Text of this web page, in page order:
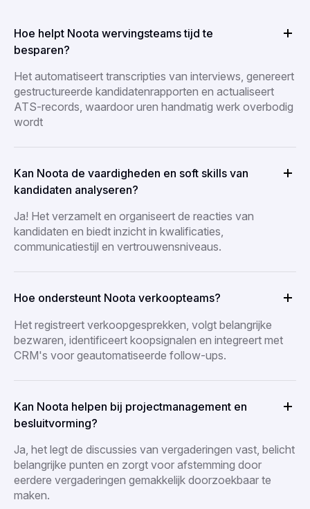
Hoe helpt Noota wervingsteams tijd te
besparen?
Het automatiseert transcripties van interviews, genereert
gestructureerde kandidatenrapporten en actualiseert
ATS-records, waardoor uren handmatig werk overbodig
wordt
Kan Noota de vaardigheden en soft skills van
kandidaten analyseren?
Ja! Het verzamelt en organiseert de reacties van
kandidaten en biedt inzicht in kwalificaties,
communicatiestijl en vertrouwensniveaus.
Hoe ondersteunt Noota verkoopteams?
Het registreert verkoopgesprekken, volgt belangrijke
bezwaren, identificeert koopsignalen en integreert met
CRM's voor geautomatiseerde follow-ups.
Kan Noota helpen bij projectmanagement en
besluitvorming?
Ja, het legt de discussies van vergaderingen vast, belicht
belangrijke punten en zorgt voor afstemming door
eerdere vergaderingen gemakkelijk doorzoekbaar te
maken.